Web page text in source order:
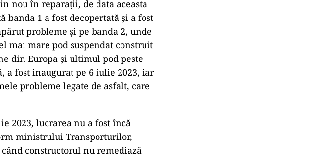
nou în reparații, de data aceasta
banda 1 a fost decopertată și a fost
probleme și pe banda 2, unde
mai mare pod suspendat construit
din Europa și ultimul pod peste
a fost inaugurat pe 6 iulie 2023, iar
probleme legate de asfalt, care
2023, lucrarea nu a fost încă
ministrului Transporturilor,
constructorul nu remediază